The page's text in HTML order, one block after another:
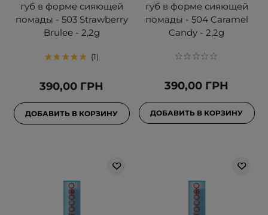
губ в форме сияющей
помады - 503 Strawberry
Brulee - 2,2g
1
390,00 ГРН
ДОБАВИТЬ В КОРЗИНУ
губ в форме сияющей
помады - 504 Caramel
Candy - 2,2g
390,00 ГРН
ДОБАВИТЬ В КОРЗИНУ